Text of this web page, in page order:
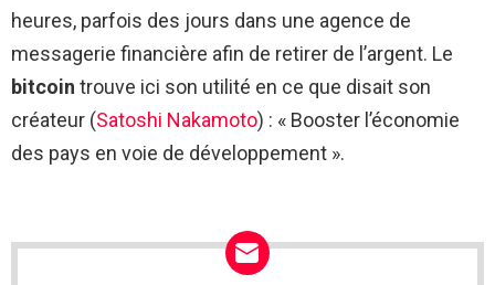
heures, parfois des jours dans une agence de
messagerie financière afin de retirer de l’argent. Le
bitcoin trouve ici son utilité en ce que disait son
créateur (Satoshi Nakamoto) : « Booster l’économie
des pays en voie de développement ».